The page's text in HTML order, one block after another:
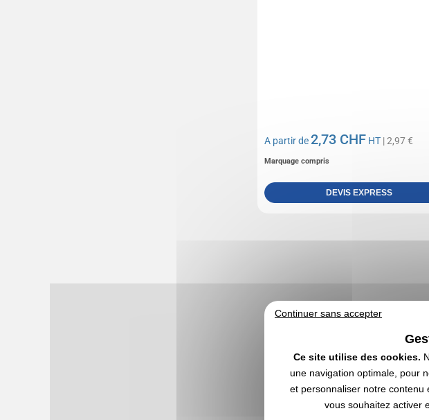
A partir de2,73 CHF HT | 2,97 €
Marquage compris
DEVIS EXPRESS
Continuer sans accepter
Ce site utilise des cookies.
une navigation optimale, pour
et personnaliser notre contenu
vous souhaitez activer